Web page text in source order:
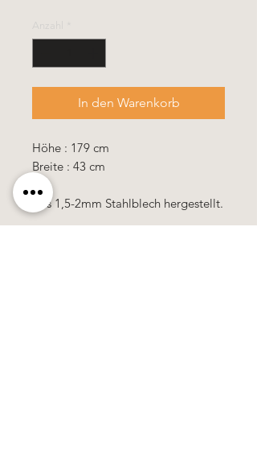
Anzahl
In den Warenkorb
Höhe : 179 cm
Breite : 43 cm
Aus 1,5-2mm Stahlblech hergestellt.